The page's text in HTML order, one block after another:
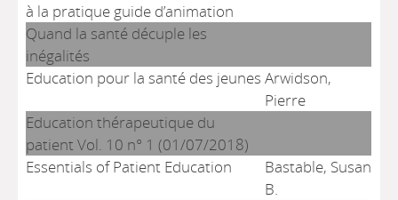
à la pratique guide d’animation
Quand la santé décuple les
inégalités
Education pour la santé des jeunes Arwidson,
Pierre
Education thérapeutique du
patient Vol. 10 n° 1 (01/07/2018)
Essentials of Patient Education
Bastable, Susan
B.